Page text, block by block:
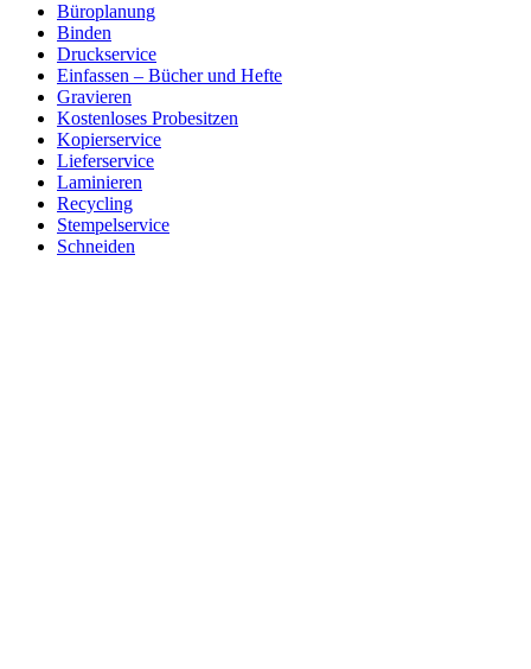
Büroplanung
Binden
Druckservice
Einfassen – Bücher und Hefte
Gravieren
Kostenloses Probesitzen
Kopierservice
Lieferservice
Laminieren
Recycling
Stempelservice
Schneiden